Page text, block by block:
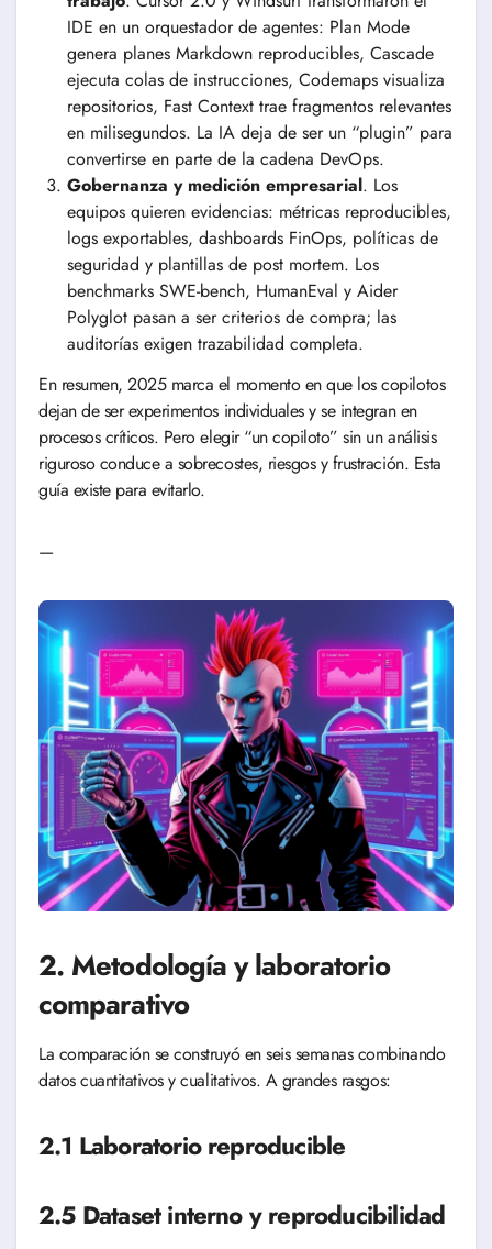
IDE en un orquestador de agentes: Plan Mode
genera planes Markdown reproducibles, Cascade
ejecuta colas de instrucciones, Codemaps visualiza
repositorios, Fast Context trae fragmentos relevantes
en milisegundos. La IA deja de ser un “plugin” para
convertirse en parte de la cadena DevOps.
Gobernanza y medición empresarial. Los
equipos quieren evidencias: métricas reproducibles,
logs exportables, dashboards FinOps, políticas de
seguridad y plantillas de post mortem. Los
benchmarks SWE-bench, HumanEval y Aider
Polyglot pasan a ser criterios de compra; las
auditorías exigen trazabilidad completa.
En resumen, 2025 marca el momento en que los copilotos
dejan de ser experimentos individuales y se integran en
procesos críticos. Pero elegir “un copiloto” sin un análisis
riguroso conduce a sobrecostes, riesgos y frustración. Esta
guía existe para evitarlo.
—
2. Metodología y laboratorio
comparativo
La comparación se construyó en seis semanas combinando
datos cuantitativos y cualitativos. A grandes rasgos:
2.1 Laboratorio reproducible
2.5 Dataset interno y reproducibilidad